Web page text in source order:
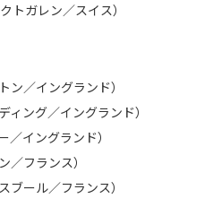
トガレン／スイス）
ン／イングランド）
ング／イングランド）
イングランド）
／フランス）
ブール／フランス）